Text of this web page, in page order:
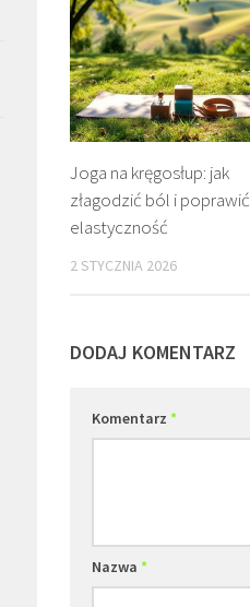
Joga na kręgosłup: jak
złagodzić ból i poprawić
elastyczność
2 STYCZNIA 2026
DODAJ KOMENTARZ
Komentarz *
Nazwa *